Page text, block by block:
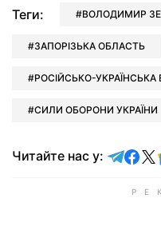
Теги: ВОЛОДИМИР
ЗАПОРІЗЬКА ОБЛАСТЬ
РОСІЙСЬКО-УКРАЇНСЬКА
СИЛИ ОБОРОНИ УКРАЇНИ
Читайте нас у: